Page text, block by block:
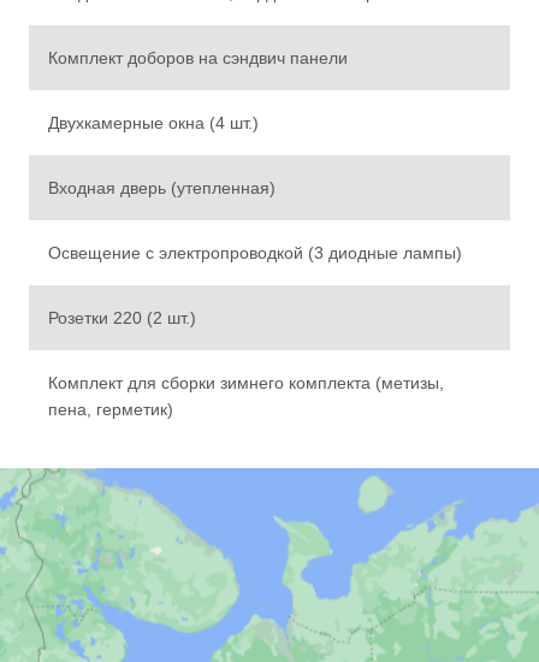
Комплект доборов на сэндвич панели
Двухкамерные окна (4 шт.)
Входная дверь (утепленная)
Освещение с электропроводкой (3 диодные лампы)
Розетки 220 (2 шт.)
Комплект для сборки зимнего комплекта (метизы,
пена, герметик)
География поставок